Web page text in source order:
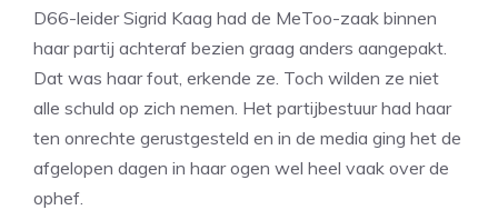
D66-leider Sigrid Kaag had de MeToo-zaak binnen
haar partij achteraf bezien graag anders aangepakt.
Dat was haar fout, erkende ze. Toch wilden ze niet
alle schuld op zich nemen. Het partijbestuur had haar
ten onrechte gerustgesteld en in de media ging het de
afgelopen dagen in haar ogen wel heel vaak over de
ophef.